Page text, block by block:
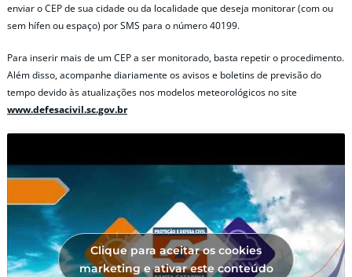
enviar o CEP de sua cidade ou da localidade que deseja monitorar (com ou
sem hífen ou espaço) por SMS para o número 40199.
Para inserir mais de um CEP a ser monitorado, basta repetir o procedimento.
Além disso, acompanhe diariamente os avisos e boletins de previsão do
tempo devido às atualizações nos modelos meteorológicos no site
www.defesacivil.sc.gov.br
Clique para aceitar os cookies
marketing e ativar este conteúdo